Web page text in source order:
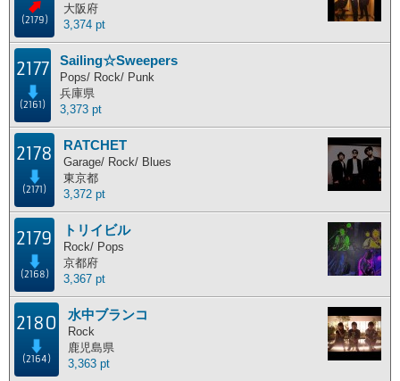
(2179)
大阪府
3,374 pt
2177
(2161)
Sailing☆Sweepers
Pops/ Rock/ Punk
兵庫県
3,373 pt
2178
(2171)
RATCHET
Garage/ Rock/ Blues
東京都
3,372 pt
2179
(2168)
トリイビル
Rock/ Pops
京都府
3,367 pt
2180
(2164)
水中ブランコ
Rock
鹿児島県
3,363 pt